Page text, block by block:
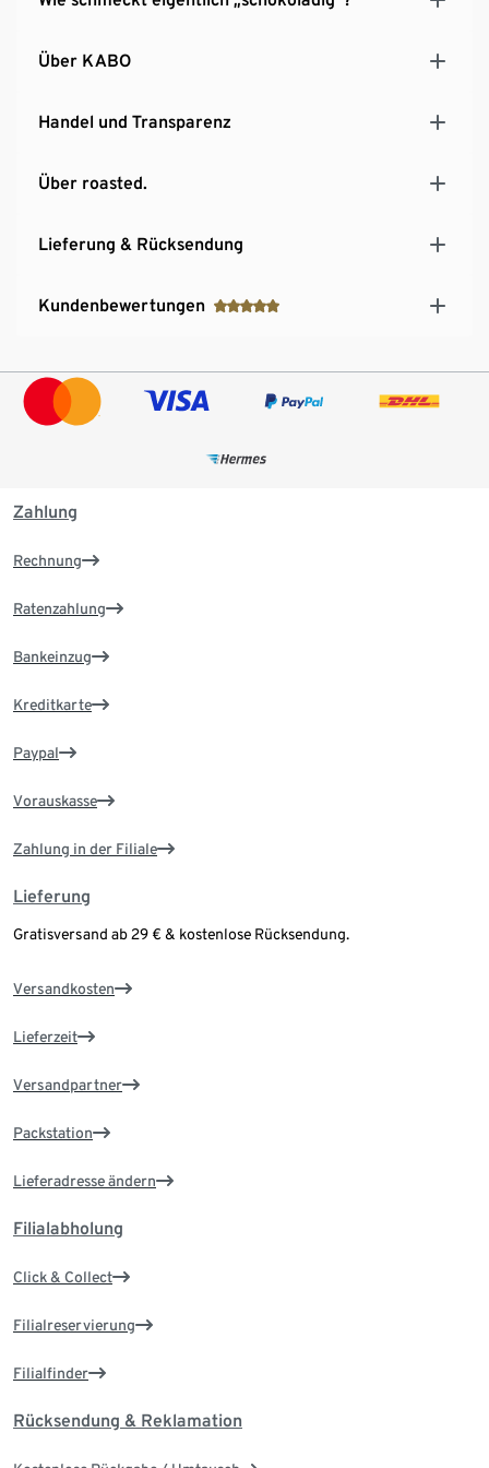
Genussempfehlung: als Espresso unschlagbar und
Über KABO
Handel und Transparenz
Über roasted.
Lieferung & Rücksendung
Kundenbewertungen
Zahlung
Rechnung
Ratenzahlung
Bankeinzug
Kreditkarte
Paypal
Vorauskasse
Zahlung in der Filiale
Lieferung
Gratisversand ab 29 € & kostenlose Rücksendung.
Versandkosten
Lieferzeit
Versandpartner
Packstation
Lieferadresse ändern
Filialabholung
Click & Collect
Filialreservierung
Filialfinder
Rücksendung & Reklamation